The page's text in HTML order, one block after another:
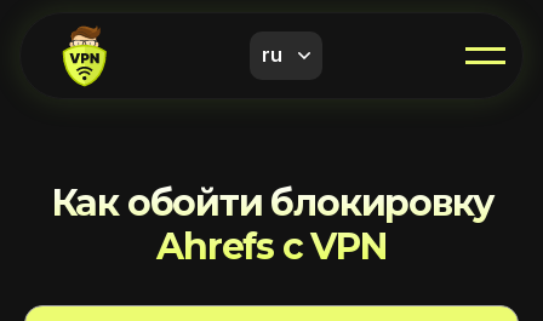
ru
Как обойти блокировку
Ahrefs с VPN